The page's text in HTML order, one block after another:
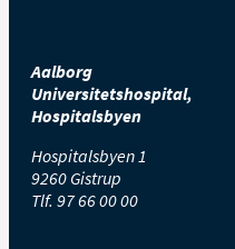
Aalborg
Universitetshospital,
Hospitalsbyen
Hospitalsbyen 1
9260 Gistrup
Tlf. 97 66 00 00